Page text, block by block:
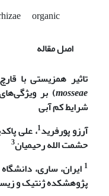
organic
اصل مقاله
تاثیر همزیستی با
mosseae) بر
شرایط کم آبی
آرزو پورفرید1، علی
حشمت الله رحیمیان3
1 ایران، ساری،
پژوهشکده ژنتیک و